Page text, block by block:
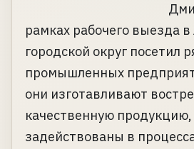
рамках рабочего выезда
городской округ посетил
промышленных
они изготавливают
качественную
задействованы в